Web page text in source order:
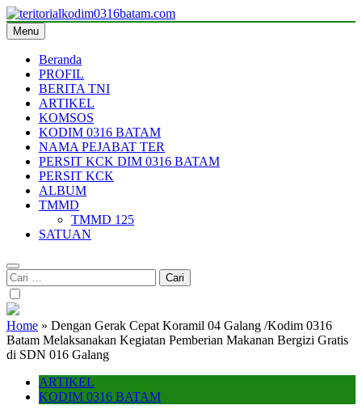
Skip
to
content
teritorialkodim0316batam.com
teritoriakkodimo0316batam
Menu
Beranda
PROFIL
BERITA TNI
ARTIKEL
KOMSOS
KODIM 0316 BATAM
NAMA PEJABAT TER
PERSIT KCK DIM 0316 BATAM
PERSIT KCK
ALBUM
TMMD
TMMD 125
SATUAN
Cari
untuk:
Home » Dengan Gerak Cepat Koramil 04 Galang /Kodim 0316
Batam Melaksanakan Kegiatan Pemberian Makanan Bergizi Gratis
di SDN 016 Galang
ARTIKEL
KODIM 0316 BATAM